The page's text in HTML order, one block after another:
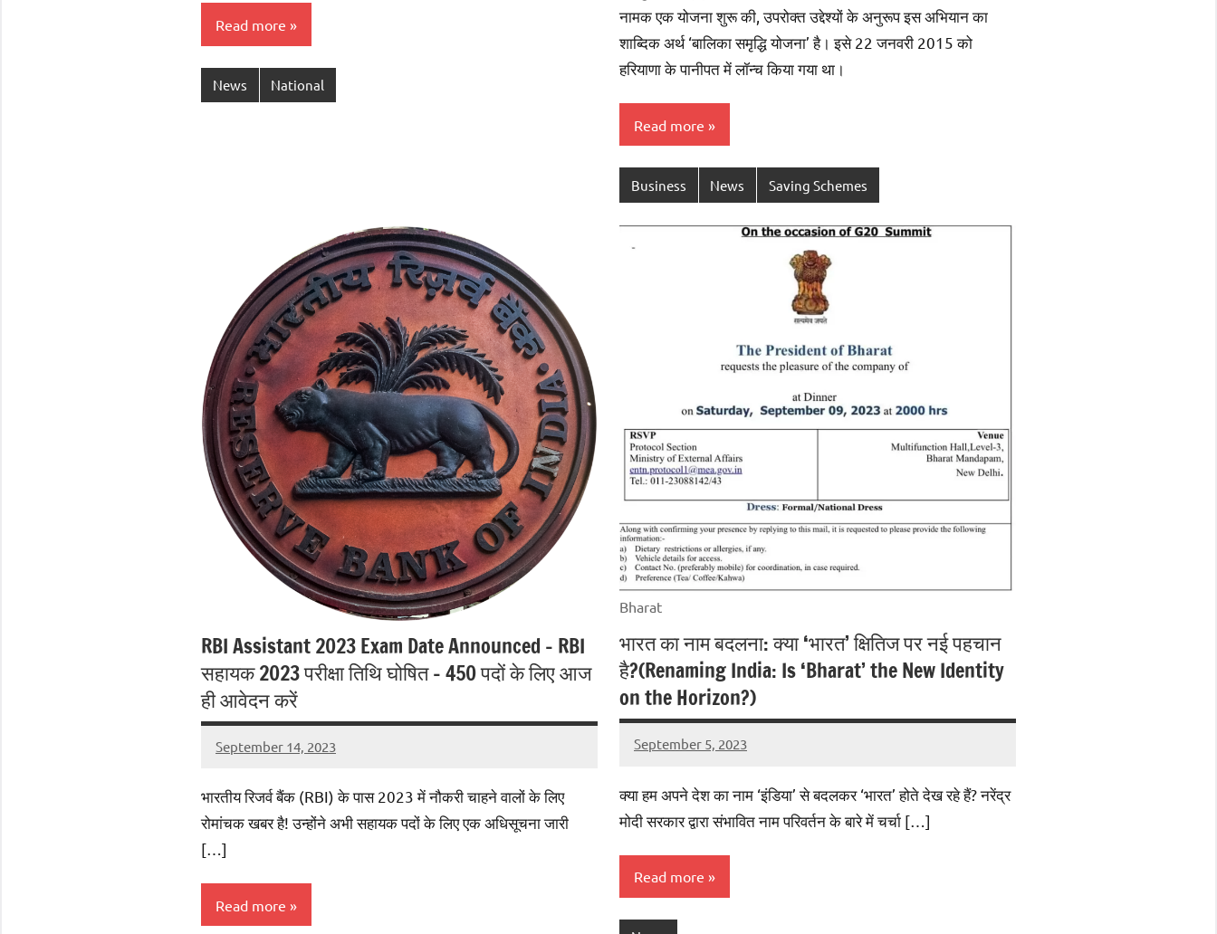
Read more
News National
नामक एक योजना शुरू की, उपरोक्त उद्देश्यों के अनुरूप इस अभियान का
शाब्दिक अर्थ ‘बालिका समृद्धि योजना’ है। इसे 22 जनवरी 2015 को
हरियाणा के पानीपत में लॉन्च किया गया था।
Read more
Business News Saving Schemes
RBI Assistant 2023 Exam Date Announced – RBI
सहायक 2023 परीक्षा तिथि घोषित – 450 पदों के लिए आज
ही आवेदन करें
September 14, 2023
jaibharatnews
No
भारतीय रिजर्व बैंक (RBI) के पास 2023 में नौकरी चाहने वालों के लिए
रोमांचक खबर है! उन्होंने अभी सहायक पदों के लिए एक अधिसूचना जारी
[…]
Read more
Bharat
भारत का नाम बदलना: क्या ‘भारत’ क्षितिज पर नई पहचान
है?(Renaming India: Is ‘Bharat’ the New Identity
on the Horizon?)
September 5, 2023
jaibharatnews
No
क्या हम अपने देश का नाम ‘इंडिया’ से बदलकर ‘भारत’ होते देख रहे हैं? नरेंद्र
मोदी सरकार द्वारा संभावित नाम परिवर्तन के बारे में चर्चा […]
Read more